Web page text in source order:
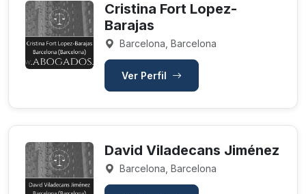
Cristina Fort Lopez-
Barajas
Barcelona, Barcelona
Ver Perfil
David Viladecans Jiménez
Barcelona, Barcelona